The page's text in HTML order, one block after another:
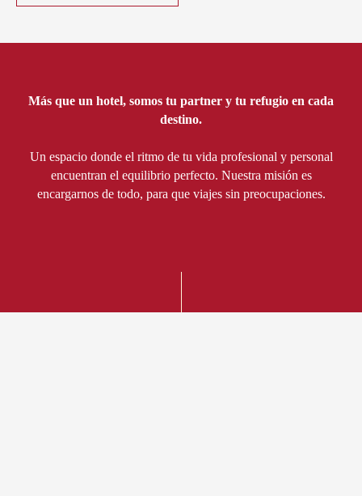
Más que un hotel, somos tu partner y tu refugio en cada
destino.
Un espacio donde el ritmo de tu vida profesional y personal
encuentran el equilibrio perfecto. Nuestra misión es
encargarnos de todo, para que viajes sin preocupaciones.